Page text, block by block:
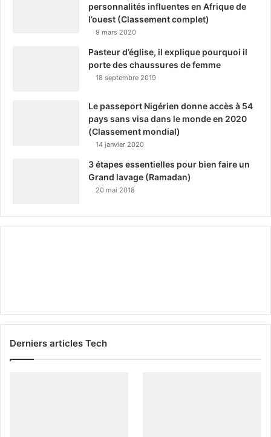
personnalités influentes en Afrique de
l’ouest (Classement complet)
9 mars 2020
Pasteur d’église, il explique pourquoi il
porte des chaussures de femme
18 septembre 2019
Le passeport Nigérien donne accès à 54
pays sans visa dans le monde en 2020
(Classement mondial)
14 janvier 2020
3 étapes essentielles pour bien faire un
Grand lavage (Ramadan)
20 mai 2018
Derniers articles Tech